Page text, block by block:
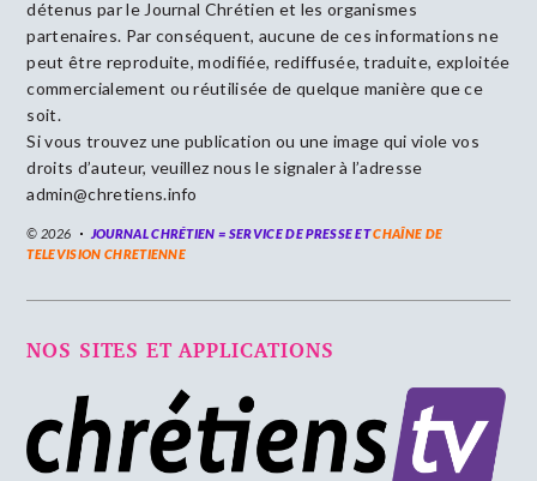
détenus par le Journal Chrétien et les organismes
partenaires. Par conséquent, aucune de ces informations ne
peut être reproduite, modifiée, rediffusée, traduite, exploitée
commercialement ou réutilisée de quelque manière que ce
soit.
Si vous trouvez une publication ou une image qui viole vos
droits d’auteur, veuillez nous le signaler à l’adresse
admin@chretiens.info
© 2026 JOURNAL CHRÉTIEN = SERVICE DE PRESSE ETCHAÎNE DE
TELEVISION CHRETIENNE
NOS SITES ET APPLICATIONS